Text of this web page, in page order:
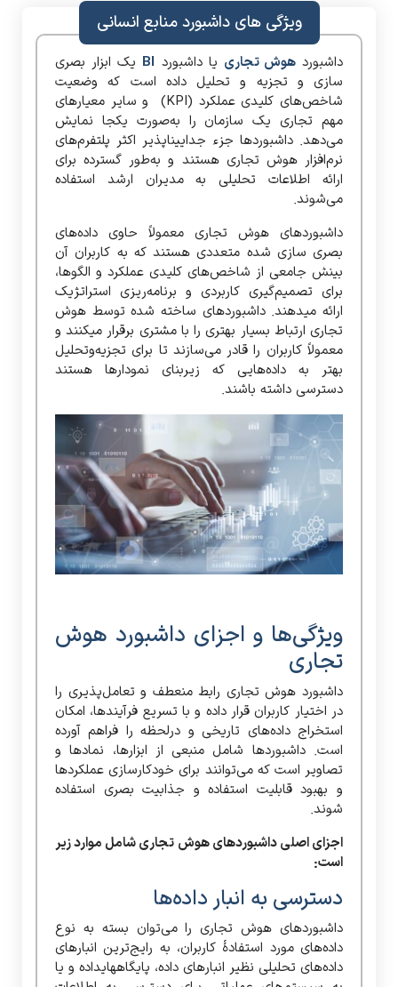
ویژگی های داشبورد منابع انسانی
داشبوردهوش تجاری یا داشبورد BI یک ابزار بصری
سازی و تجزیه‌ و تحلیل داده است که وضعیت
شاخص‌های کلیدی عملکرد (KPI) و سایر معیارهای
مهم تجاری یک سازمان را به‌صورت یکجا نمایش
می‌دهد. داشبوردها جزء جدایی­ناپذیر اکثر پلتفرم‌های
نرم‌افزار هوش تجاری هستند و به‌طور گسترده برای
ارائه اطلاعات تحلیلی به مدیران ارشد استفاده
می‌شوند.
داشبوردهای هوش تجاری معمولاً حاوی داده‌های
بصری سازی شده متعددی هستند که به کاربران آن
بینش جامعی از شاخص‌های کلیدی عملکرد و الگوها،
برای تصمیم‌گیری کاربردی و برنامه‌ریزی استراتژیک
ارائه میدهند. داشبوردهای ساخته شده توسط هوش
تجاری ارتباط بسیار بهتری را با مشتری برقرار میکنند و
معمولاً کاربران را قادر می‌سازند تا برای تجزیه‌وتحلیل
بهتر به داده‌هایی که زیربنای نمودارها هستند
دسترسی داشته باشند.
ویژگی‌ها و اجزای داشبورد هوش
تجاری
داشبورد هوش تجاری رابط منعطف و تعامل‌پذیری را
در اختیار کاربران قرار داده و با تسریع فرآیندها، امکان
استخراج داده‌های تاریخی و درلحظه را فراهم آورده
است. داشبوردها شامل منبعی از ابزار‌ها، نمادها و
تصاویر است که می‌توانند برای خودکارسازی عملکردها
و بهبود قابلیت استفاده و جذابیت بصری استفاده
شوند.
اجزای اصلی داشبوردهای هوش تجاری شامل موارد زیر
است:
دسترسی به انبار داده‌ها
داشبوردهای هوش تجاری را می‌توان بسته به نوع
داده‌های مورد استفادۀ کاربران، به رایج‌ترین انبارهای
داده‌های تحلیلی نظیر انبارهای داده، پایگاه­های­داده و یا